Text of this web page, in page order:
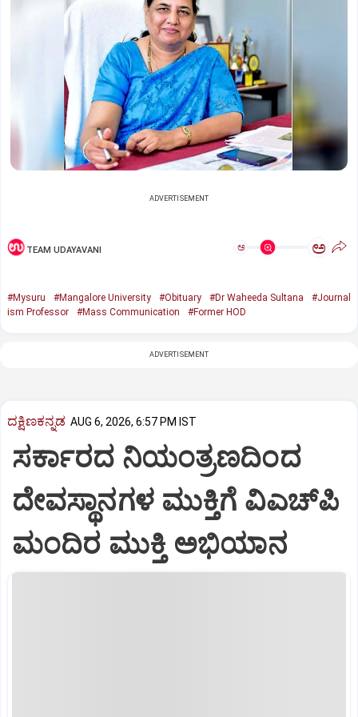
ADVERTISEMENT
TEAM UDAYAVANI ಅ ಅ
#Mysuru #Mangalore University #Obituary #Dr Waheeda Sultana
#Journal
ism Professor
#Mass Communication #Former HOD
ADVERTISEMENT
ದಕ್ಷಿಣಕನ್ನಡ AUG 6, 2026, 6:57 PM IST
ಸರ್ಕಾರದ ನಿಯಂತ್ರಣದಿಂದ
ದೇವಸ್ಥಾನಗಳ ಮುಕ್ತಿಗೆ ವಿಎಚ್‌ಪಿ
ಮಂದಿರ ಮುಕ್ತಿ ಅಭಿಯಾನ